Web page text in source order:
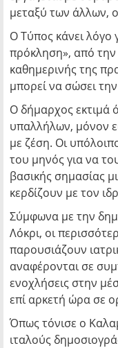
μεταξύ των άλλων,
Ο Τύπος κάνει λόγο
πρόκληση», από την
καθημερινής της
μπορεί να σώσει
Ο δήμαρχος εκτιμά
υπαλλήλων, μόνον
με ζέση. Οι
του μηνός για να
βασικής σημασίας
κερδίζουν με τον
Σύμφωνα με την
Λόκρι, οι
παρουσιάζουν
αναφέρονται σε
ενοχλήσεις στην
επί αρκετή ώρα σε
Όπως τόνισε ο
ιταλούς